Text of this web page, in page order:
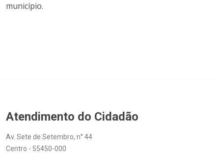
município.
Atendimento do Cidadão
Av. Sete de Setembro, n° 44
Centro - 55450-000